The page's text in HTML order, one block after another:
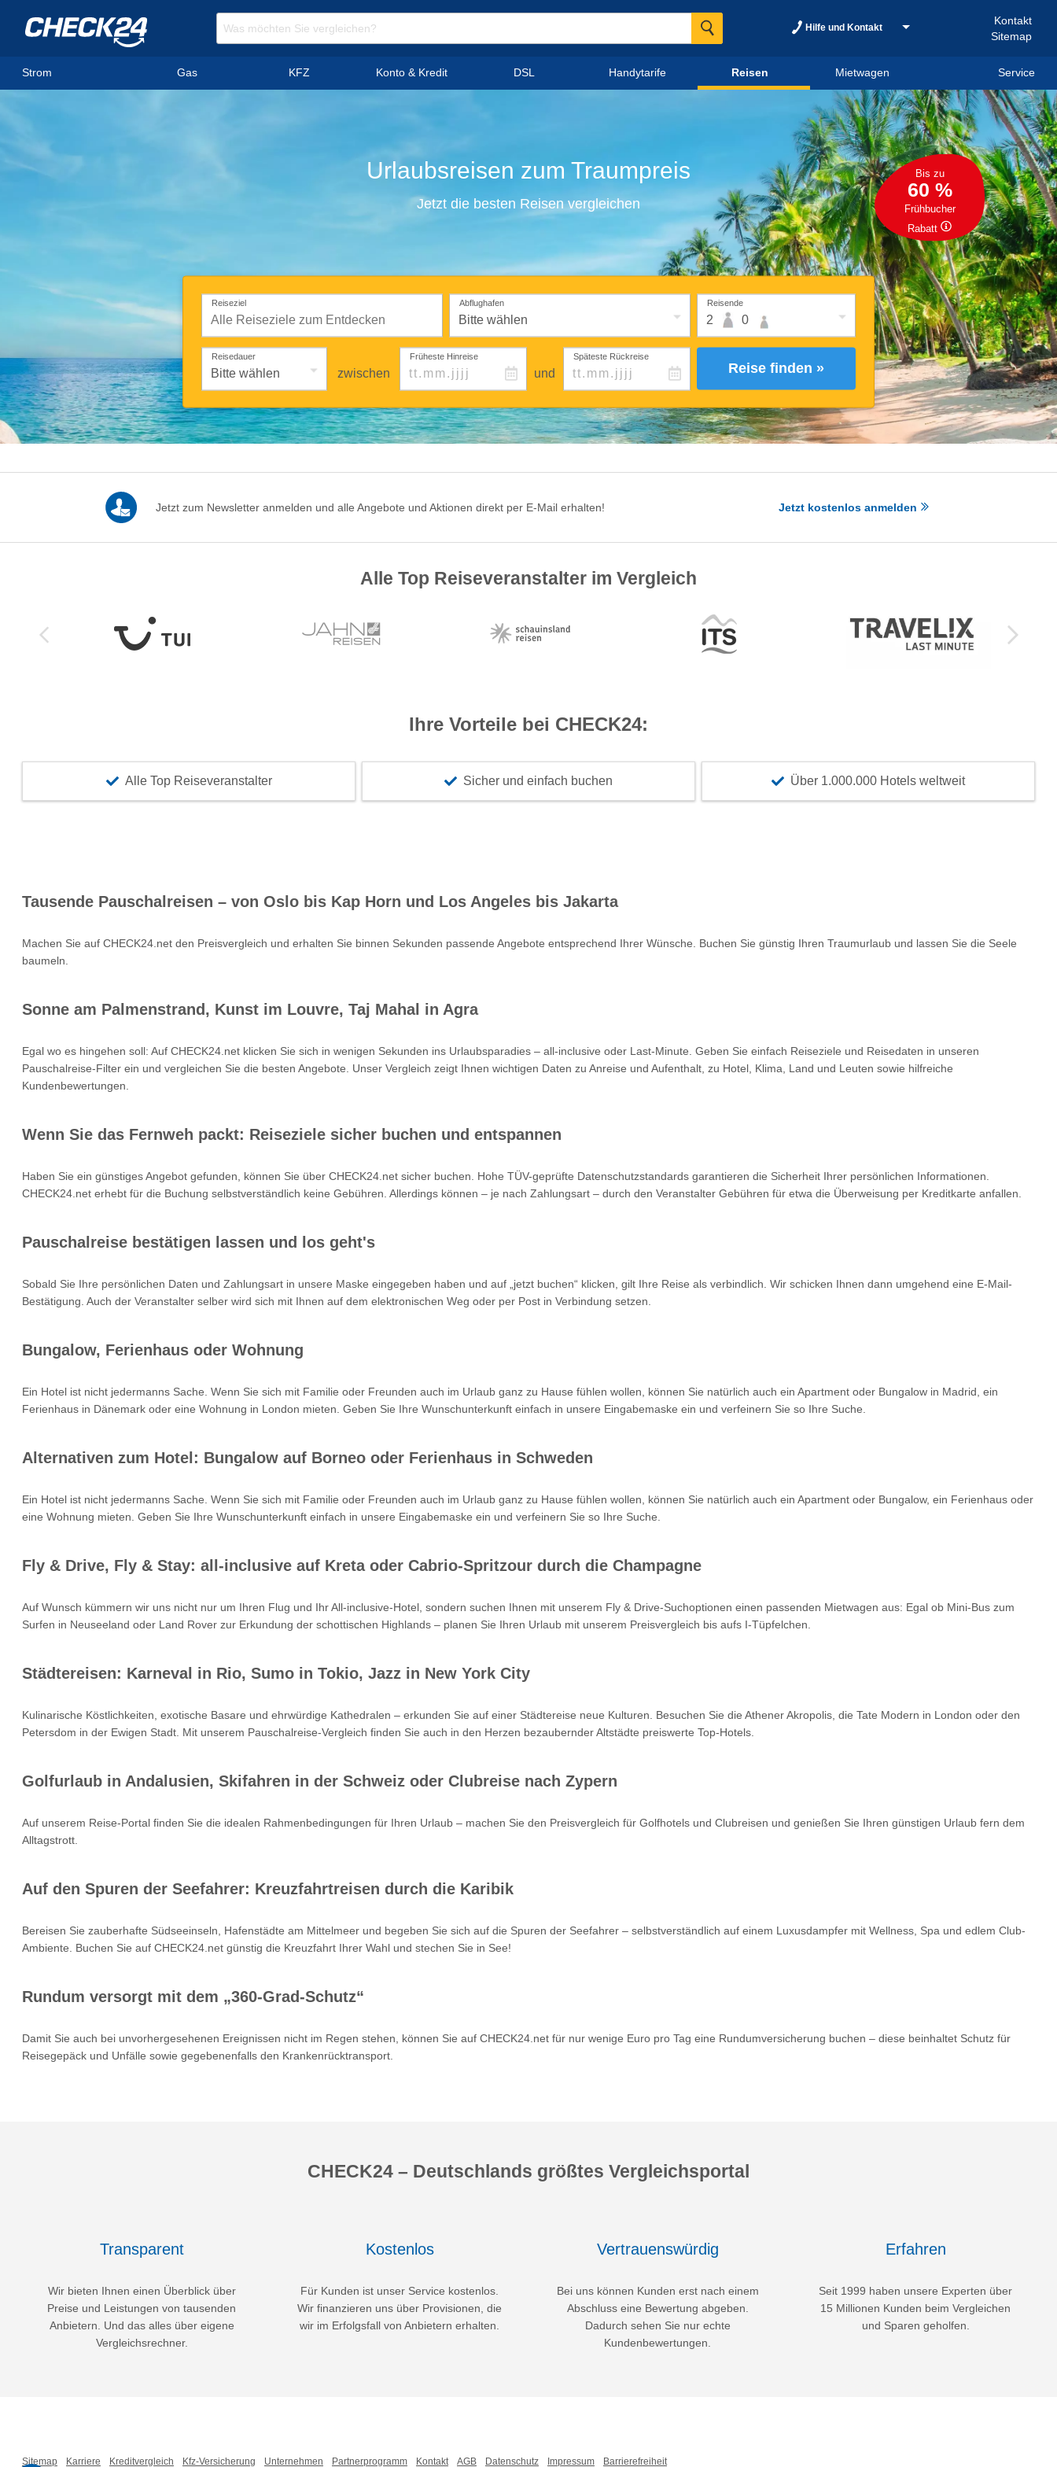
Hilfe und Kontakt
Kontakt
Sitemap
Strom Gas KFZ Konto & Kredit DSL Handytarife Reisen Mietwagen Service
Urlaubsreisen zum Traumpreis
Jetzt die besten Reisen vergleichen
Bis zu
60 %
Frühbucher
Rabatt
Reiseziel Abflughafen Reisende
Reisedauer
zwischen
Früheste Hinreise
und
Späteste Rückreise
Reise finden »
Jetzt zum Newsletter anmelden und alle Angebote und Aktionen direkt per E-Mail erhalten! Jetzt kostenlos anmelden
Alle Top Reiseveranstalter im Vergleich
Ihre Vorteile bei CHECK24:
Alle Top Reiseveranstalter Sicher und einfach buchen Über 1.000.000 Hotels weltweit
Tausende Pauschalreisen – von Oslo bis Kap Horn und Los Angeles bis Jakarta
Machen Sie auf CHECK24.net den Preisvergleich und erhalten Sie binnen Sekunden passende Angebote entsprechend Ihrer Wünsche. Buchen Sie günstig Ihren Traumurlaub und lassen Sie die Seele
baumeln.
Sonne am Palmenstrand, Kunst im Louvre, Taj Mahal in Agra
Egal wo es hingehen soll: Auf CHECK24.net klicken Sie sich in wenigen Sekunden ins Urlaubsparadies – all-inclusive oder Last-Minute. Geben Sie einfach Reiseziele und Reisedaten in unseren
Pauschalreise-Filter ein und vergleichen Sie die besten Angebote. Unser Vergleich zeigt Ihnen wichtigen Daten zu Anreise und Aufenthalt, zu Hotel, Klima, Land und Leuten sowie hilfreiche
Kundenbewertungen.
Wenn Sie das Fernweh packt: Reiseziele sicher buchen und entspannen
Haben Sie ein günstiges Angebot gefunden, können Sie über CHECK24.net sicher buchen. Hohe TÜV-geprüfte Datenschutzstandards garantieren die Sicherheit Ihrer persönlichen Informationen.
CHECK24.net erhebt für die Buchung selbstverständlich keine Gebühren. Allerdings können – je nach Zahlungsart – durch den Veranstalter Gebühren für etwa die Überweisung per Kreditkarte anfallen.
Pauschalreise bestätigen lassen und los geht's
Sobald Sie Ihre persönlichen Daten und Zahlungsart in unsere Maske eingegeben haben und auf „jetzt buchen“ klicken, gilt Ihre Reise als verbindlich. Wir schicken Ihnen dann umgehend eine E-Mail-
Bestätigung. Auch der Veranstalter selber wird sich mit Ihnen auf dem elektronischen Weg oder per Post in Verbindung setzen.
Bungalow, Ferienhaus oder Wohnung
Ein Hotel ist nicht jedermanns Sache. Wenn Sie sich mit Familie oder Freunden auch im Urlaub ganz zu Hause fühlen wollen, können Sie natürlich auch ein Apartment oder Bungalow in Madrid, ein
Ferienhaus in Dänemark oder eine Wohnung in London mieten. Geben Sie Ihre Wunschunterkunft einfach in unsere Eingabemaske ein und verfeinern Sie so Ihre Suche.
Alternativen zum Hotel: Bungalow auf Borneo oder Ferienhaus in Schweden
Ein Hotel ist nicht jedermanns Sache. Wenn Sie sich mit Familie oder Freunden auch im Urlaub ganz zu Hause fühlen wollen, können Sie natürlich auch ein Apartment oder Bungalow, ein Ferienhaus oder
eine Wohnung mieten. Geben Sie Ihre Wunschunterkunft einfach in unsere Eingabemaske ein und verfeinern Sie so Ihre Suche.
Fly & Drive, Fly & Stay: all-inclusive auf Kreta oder Cabrio-Spritzour durch die Champagne
Auf Wunsch kümmern wir uns nicht nur um Ihren Flug und Ihr All-inclusive-Hotel, sondern suchen Ihnen mit unserem Fly & Drive-Suchoptionen einen passenden Mietwagen aus: Egal ob Mini-Bus zum
Surfen in Neuseeland oder Land Rover zur Erkundung der schottischen Highlands – planen Sie Ihren Urlaub mit unserem Preisvergleich bis aufs I-Tüpfelchen.
Städtereisen: Karneval in Rio, Sumo in Tokio, Jazz in New York City
Kulinarische Köstlichkeiten, exotische Basare und ehrwürdige Kathedralen – erkunden Sie auf einer Städtereise neue Kulturen. Besuchen Sie die Athener Akropolis, die Tate Modern in London oder den
Petersdom in der Ewigen Stadt. Mit unserem Pauschalreise-Vergleich finden Sie auch in den Herzen bezaubernder Altstädte preiswerte Top-Hotels.
Golfurlaub in Andalusien, Skifahren in der Schweiz oder Clubreise nach Zypern
Auf unserem Reise-Portal finden Sie die idealen Rahmenbedingungen für Ihren Urlaub – machen Sie den Preisvergleich für Golfhotels und Clubreisen und genießen Sie Ihren günstigen Urlaub fern dem
Alltagstrott.
Auf den Spuren der Seefahrer: Kreuzfahrtreisen durch die Karibik
Bereisen Sie zauberhafte Südseeinseln, Hafenstädte am Mittelmeer und begeben Sie sich auf die Spuren der Seefahrer – selbstverständlich auf einem Luxusdampfer mit Wellness, Spa und edlem Club-
Ambiente. Buchen Sie auf CHECK24.net günstig die Kreuzfahrt Ihrer Wahl und stechen Sie in See!
Rundum versorgt mit dem „360-Grad-Schutz“
Damit Sie auch bei unvorhergesehenen Ereignissen nicht im Regen stehen, können Sie auf CHECK24.net für nur wenige Euro pro Tag eine Rundumversicherung buchen – diese beinhaltet Schutz für
Reisegepäck und Unfälle sowie gegebenenfalls den Krankenrücktransport.
CHECK24 – Deutschlands größtes Vergleichsportal
Transparent
Wir bieten Ihnen einen Überblick über
Preise und Leistungen von tausenden
Anbietern. Und das alles über eigene
Vergleichsrechner.
Kostenlos
Für Kunden ist unser Service kostenlos.
Wir finanzieren uns über Provisionen, die
wir im Erfolgsfall von Anbietern erhalten.
Vertrauenswürdig
Bei uns können Kunden erst nach einem
Abschluss eine Bewertung abgeben.
Dadurch sehen Sie nur echte
Kundenbewertungen.
Erfahren
Seit 1999 haben unsere Experten über
15 Millionen Kunden beim Vergleichen
und Sparen geholfen.
Sitemap Karriere Kreditvergleich Kfz-Versicherung Unternehmen Partnerprogramm Kontakt AGB Datenschutz Impressum Barrierefreiheit